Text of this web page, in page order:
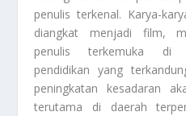
penulis terkenal. Karya-
diangkat menjadi film,
penulis terkemuka di
pendidikan yang
peningkatan kesadaran
terutama di daerah